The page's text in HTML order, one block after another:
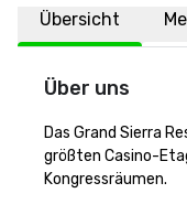
Übersicht
Über uns
Das Grand Sierra
größten Casino-
Kongressräumen.